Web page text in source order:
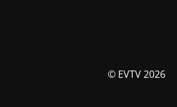
© EVTV 2026